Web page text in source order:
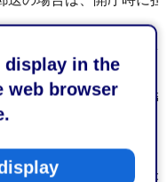
display in the
web browser
部 予防課 保安係
河区南⼋幡町10番30
午後5時15分まで
年末年始（12月29日か